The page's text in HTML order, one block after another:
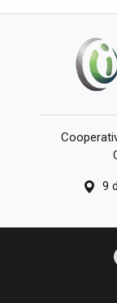
9